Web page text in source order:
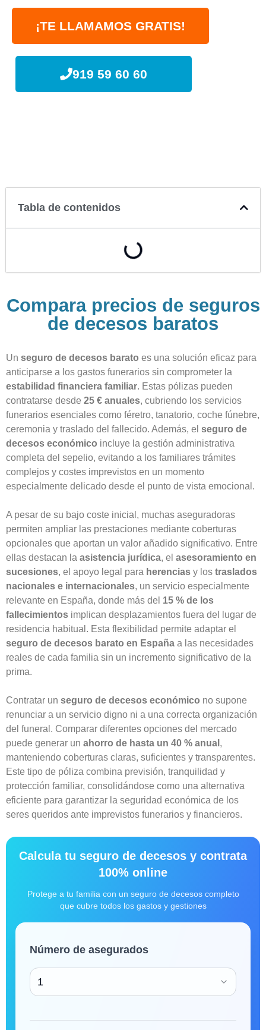
¡TE LLAMAMOS GRATIS!
919 59 60 60
Tabla de contenidos
Compara precios de seguros
de decesos baratos
Un seguro de decesos barato es una solución eficaz para
anticiparse a los gastos funerarios sin comprometer la
estabilidad financiera familiar. Estas pólizas pueden
contratarse desde 25 € anuales, cubriendo los servicios
funerarios esenciales como féretro, tanatorio, coche fúnebre,
ceremonia y traslado del fallecido. Además, el seguro de
decesos económico incluye la gestión administrativa
completa del sepelio, evitando a los familiares trámites
complejos y costes imprevistos en un momento
especialmente delicado desde el punto de vista emocional.
A pesar de su bajo coste inicial, muchas aseguradoras
permiten ampliar las prestaciones mediante coberturas
opcionales que aportan un valor añadido significativo. Entre
ellas destacan la asistencia jurídica, el asesoramiento en
sucesiones, el apoyo legal para herencias y los traslados
nacionales e internacionales, un servicio especialmente
relevante en España, donde más del 15 % de los
fallecimientos implican desplazamientos fuera del lugar de
residencia habitual. Esta flexibilidad permite adaptar el
seguro de decesos barato en España a las necesidades
reales de cada familia sin un incremento significativo de la
prima.
Contratar un seguro de decesos económico no supone
renunciar a un servicio digno ni a una correcta organización
del funeral. Comparar diferentes opciones del mercado
puede generar un ahorro de hasta un 40 % anual ,
manteniendo coberturas claras, suficientes y transparentes.
Este tipo de póliza combina previsión, tranquilidad y
protección familiar, consolidándose como una alternativa
eficiente para garantizar la seguridad económica de los
seres queridos ante imprevistos funerarios y financieros.
Calcula tu seguro de decesos y contrata
100% online
Protege a tu familia con un seguro de decesos completo
que cubre todos los gastos y gestiones
Número de asegurados
1